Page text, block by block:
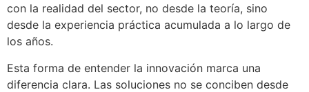
con la realidad del sector, no desde la teoría, sino
desde la experiencia práctica acumulada a lo largo de
los años.
Esta forma de entender la innovación marca una
diferencia clara. Las soluciones no se conciben desde